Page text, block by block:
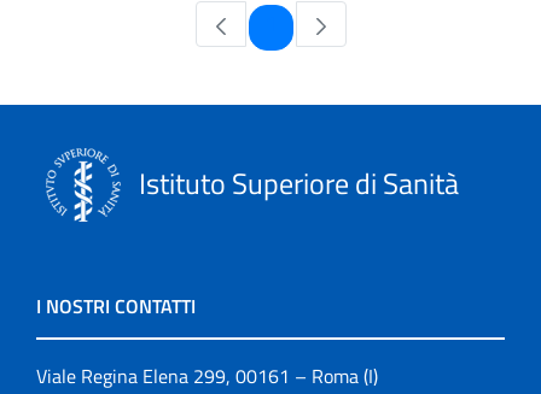
Pagina
Istituto Superiore di Sanità
I NOSTRI CONTATTI
Viale Regina Elena 299, 00161 – Roma (I)